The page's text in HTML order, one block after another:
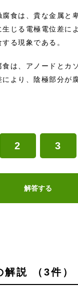
腐食は、貴な金属と
生じる電極電位差に
る現象である。
食は、アノードとカ
により、陰極部分が
2 3
解答する
解説 （3件）